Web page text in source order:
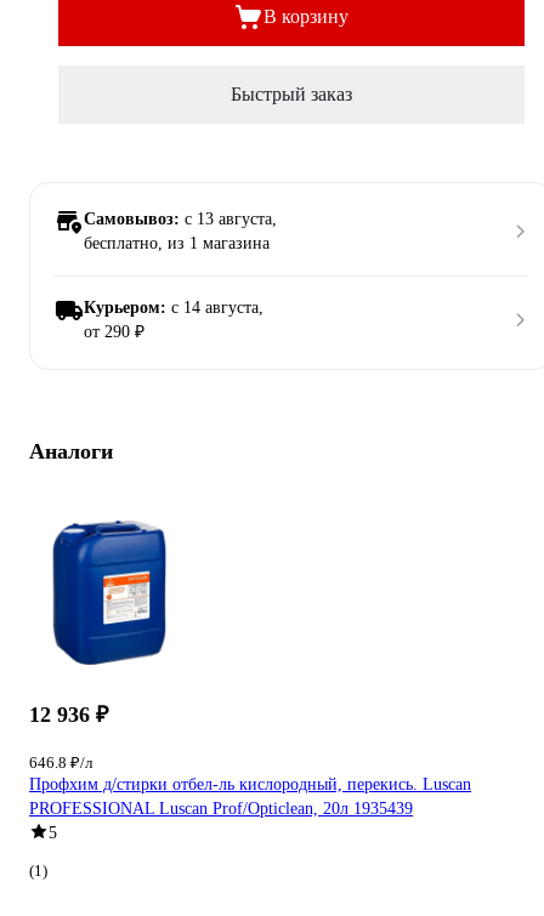
В корзину
Быстрый заказ
Самовывоз: c 13 августа,
бесплатно, из 1 магазина
Курьером: c 14 августа,
от 290 ₽
Аналоги
12 936 ₽
646.8 ₽/л
Профхим д/стирки отбел-ль кислородный, перекись. Luscan
PROFESSIONAL Luscan Prof/Opticlean, 20л 1935439
5
(1)